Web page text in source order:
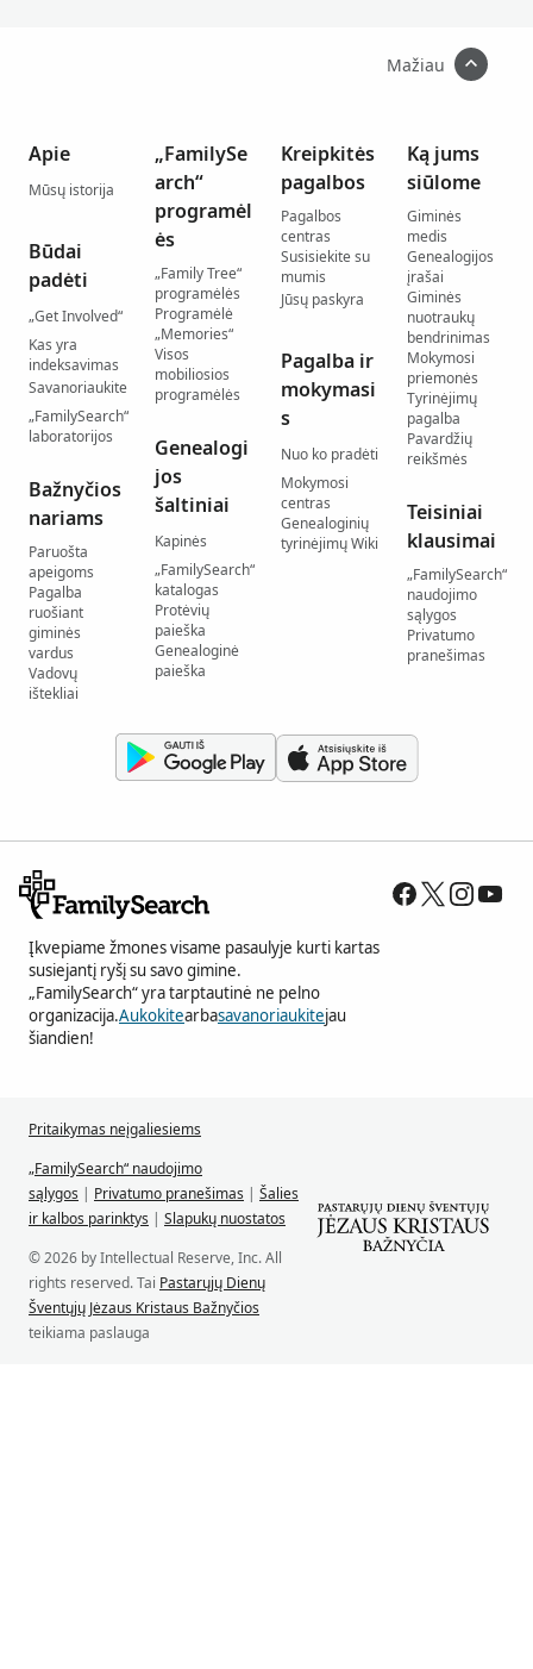
Mažiau
Apie
Mūsų istorija
Būdai
padėti
„Get Involved“
Kas yra
indeksavimas
Savanoriaukite
„FamilySearch“
laboratorijos
Bažnyčios
nariams
Paruošta
apeigoms
Pagalba
ruošiant
giminės
vardus
Vadovų
ištekliai
„FamilySe
arch“
programėl
ės
„Family Tree“
programėlės
Programėlė
„Memories“
Visos
mobiliosios
programėlės
Genealogi
jos
šaltiniai
Kapinės
„FamilySearch“
katalogas
Protėvių
paieška
Genealoginė
paieška
Kreipkitės
pagalbos
Pagalbos
centras
Susisiekite su
mumis
Jūsų paskyra
Pagalba ir
mokymasi
s
Nuo ko pradėti
Mokymosi
centras
Genealoginių
tyrinėjimų Wiki
Ką jums
siūlome
Giminės
medis
Genealogijos
įrašai
Giminės
nuotraukų
bendrinimas
Mokymosi
priemonės
Tyrinėjimų
pagalba
Pavardžių
reikšmės
Teisiniai
klausimai
„FamilySearch“
naudojimo
sąlygos
Privatumo
pranešimas
Įkvepiame žmones visame pasaulyje kurti kartas
susiejantį ryšį su savo gimine.
„FamilySearch“ yra tarptautinė ne pelno
organizacija.Aukokitearbasavanoriaukitejau
šiandien!
Pritaikymas neįgaliesiems
„FamilySearch“ naudojimo
sąlygos | Privatumo pranešimas | Šalies
ir kalbos parinktys | Slapukų nuostatos
© 2026 by Intellectual Reserve, Inc. All
rights reserved. Tai Pastarųjų Dienų
Šventųjų Jėzaus Kristaus Bažnyčios
teikiama paslauga